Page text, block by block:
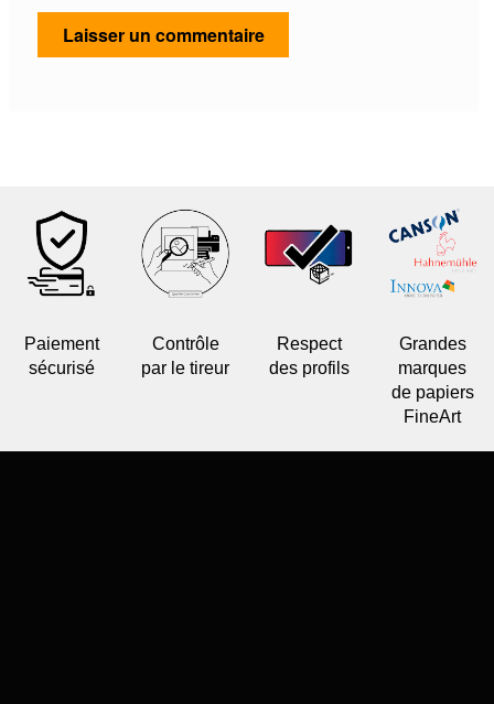
Paiement
sécurisé
Contrôle
par le tireur
Respect
des profils
Grandes
marques
de papiers
FineArt